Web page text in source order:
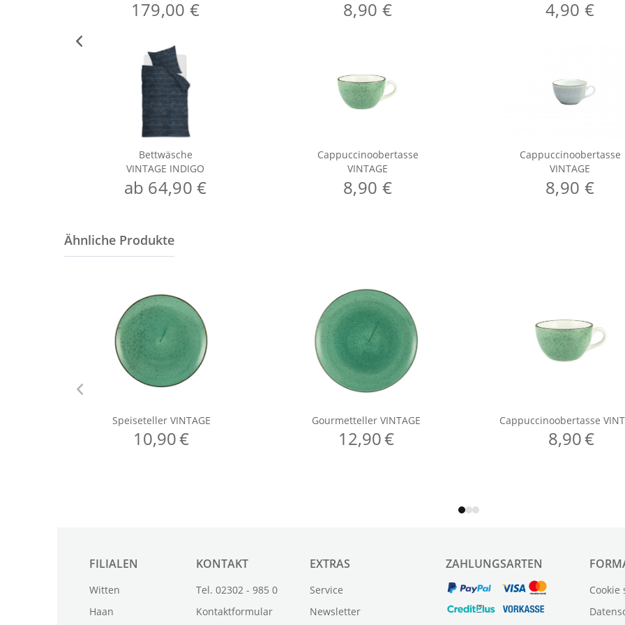
179,00 €
Bettwäsche
VINTAGE INDIGO
ab 64,90 €
8,90 €
Cappuccinoobertasse
VINTAGE
8,90 €
4,90 €
Cappuccinoobertasse
VINTAGE
8,90 €
FILIALEN
Witten
Haan
KONTAKT
Tel. 02302 - 985 0
Kontaktformular
EXTRAS
Service
Newsletter
ZAHLUNGSARTEN
Cookie